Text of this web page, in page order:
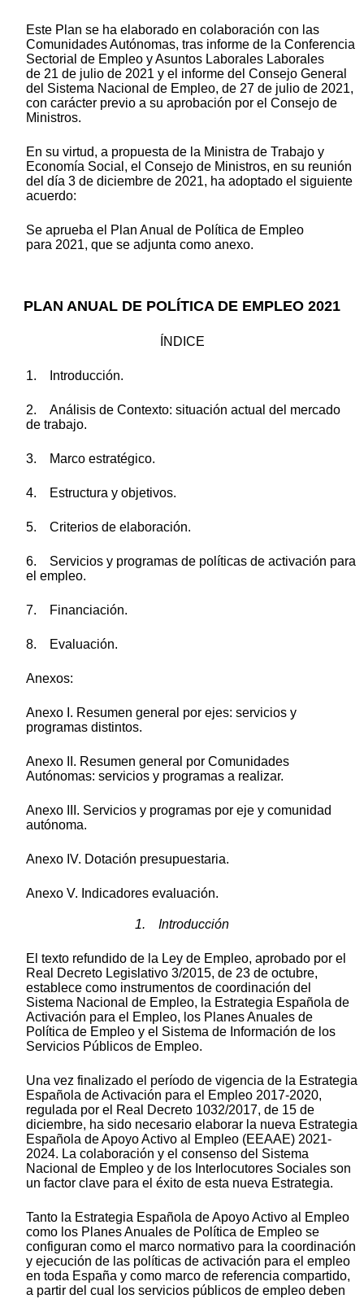
Este Plan se ha elaborado en colaboración con las
Comunidades Autónomas, tras informe de la Conferencia
Sectorial de Empleo y Asuntos Laborales Laborales
de 21 de julio de 2021 y el informe del Consejo General
del Sistema Nacional de Empleo, de 27 de julio de 2021,
con carácter previo a su aprobación por el Consejo de
Ministros.
En su virtud, a propuesta de la Ministra de Trabajo y
Economía Social, el Consejo de Ministros, en su reunión
del día 3 de diciembre de 2021, ha adoptado el siguiente
acuerdo:
Se aprueba el Plan Anual de Política de Empleo
para 2021, que se adjunta como anexo.
PLAN ANUAL DE POLÍTICA DE EMPLEO 2021
ÍNDICE
1. Introducción.
2. Análisis de Contexto: situación actual del mercado
de trabajo.
3. Marco estratégico.
4. Estructura y objetivos.
5. Criterios de elaboración.
6. Servicios y programas de políticas de activación para
el empleo.
7. Financiación.
8. Evaluación.
Anexos:
Anexo I. Resumen general por ejes: servicios y
programas distintos.
Anexo II. Resumen general por Comunidades
Autónomas: servicios y programas a realizar.
Anexo III. Servicios y programas por eje y comunidad
autónoma.
Anexo IV. Dotación presupuestaria.
Anexo V. Indicadores evaluación.
1. Introducción
El texto refundido de la Ley de Empleo, aprobado por el
Real Decreto Legislativo 3/2015, de 23 de octubre,
establece como instrumentos de coordinación del
Sistema Nacional de Empleo, la Estrategia Española de
Activación para el Empleo, los Planes Anuales de
Política de Empleo y el Sistema de Información de los
Servicios Públicos de Empleo.
Una vez finalizado el período de vigencia de la Estrategia
Española de Activación para el Empleo 2017-2020,
regulada por el Real Decreto 1032/2017, de 15 de
diciembre, ha sido necesario elaborar la nueva Estrategia
Española de Apoyo Activo al Empleo (EEAAE) 2021-
2024. La colaboración y el consenso del Sistema
Nacional de Empleo y de los Interlocutores Sociales son
un factor clave para el éxito de esta nueva Estrategia.
Tanto la Estrategia Española de Apoyo Activo al Empleo
como los Planes Anuales de Política de Empleo se
configuran como el marco normativo para la coordinación
y ejecución de las políticas de activación para el empleo
en toda España y como marco de referencia compartido,
a partir del cual los servicios públicos de empleo deben